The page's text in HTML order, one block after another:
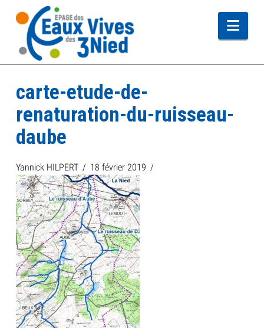
carte-etude-de-
renaturation-du-ruisseau-
daube
Yannick HILPERT 18 février 2019